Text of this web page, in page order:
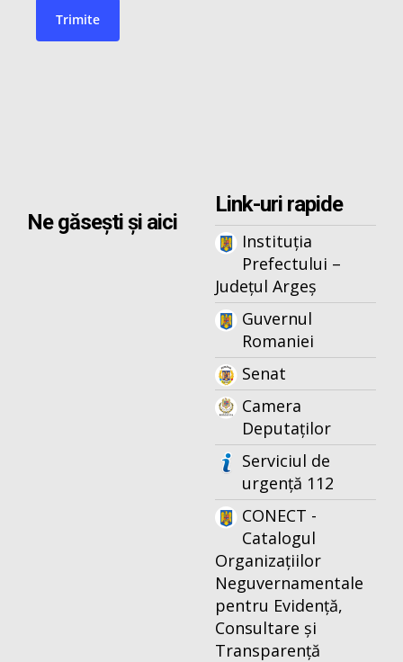
Ne găsești și aici
Link-uri rapide
Instituția
Prefectului –
Județul Argeș
Guvernul
Romaniei
Senat
Camera
Deputaților
Serviciul de
urgență 112
CONECT -
Catalogul
Organizațiilor
Neguvernamentale
pentru Evidență,
Consultare și
Transparență